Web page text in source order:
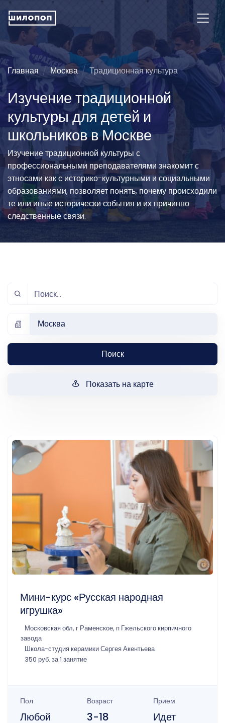
Главная Москва Традиционная культура
Изучение традиционной
культуры для детей и
школьников в Москве
Изучение традиционной культуры с
профессиональными преподавателями знакомит с
этносами как с историко-культурными и социальными
образованиями, позволяет понять, почему происходили
те или иные исторически события и их причинно-
следственные связи.
Москва
Поиск
Показать на карте
Мини-курс «Русская народная
игрушка»
Московская обл, г Раменское, п Гжельского кирпичного
завода
Школа-студия керамики Сергея Акентьева
350 руб. за 1 занятие
Пол
Любой
Возраст
3-18
Прием
Идет